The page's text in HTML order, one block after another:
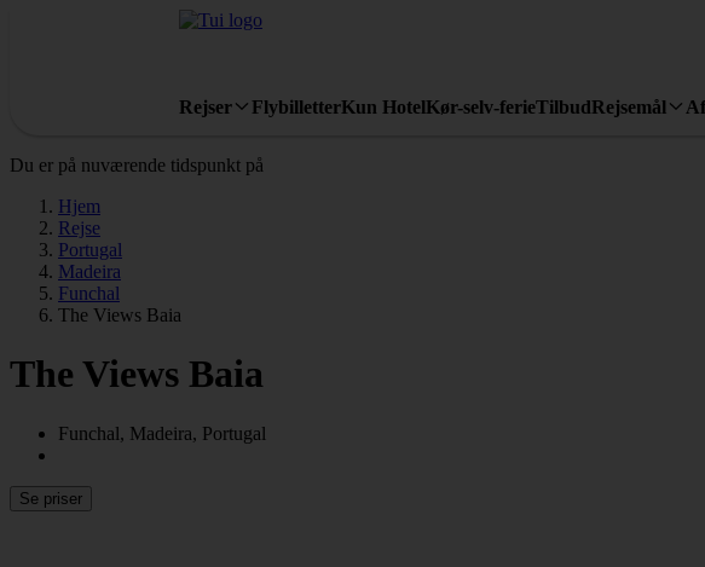
Rejser FlybilletterKun HotelKør-selv-ferieTilbudRejsemål
Du er på nuværende tidspunkt på
Hjem
Rejse
Portugal
Madeira
Funchal
The Views Baia
The Views Baia
Funchal, Madeira, Portugal
Se priser